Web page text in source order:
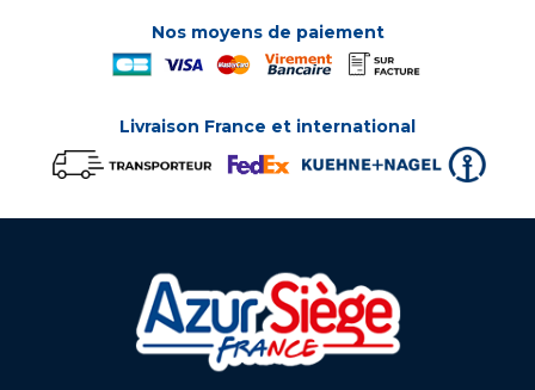
Nos moyens de paiement
Livraison France et international